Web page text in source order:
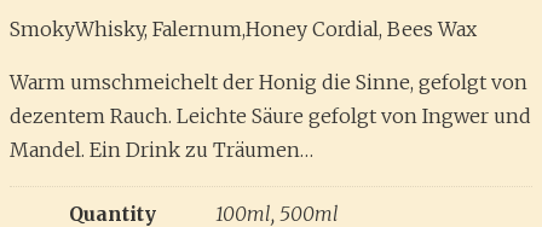
SmokyWhisky, Falernum,Honey Cordial, Bees Wax
Warm umschmeichelt der Honig die Sinne, gefolgt von
dezentem Rauch. Leichte Säure gefolgt von Ingwer und
Mandel. Ein Drink zu Träumen…
Quantity 100ml, 500ml